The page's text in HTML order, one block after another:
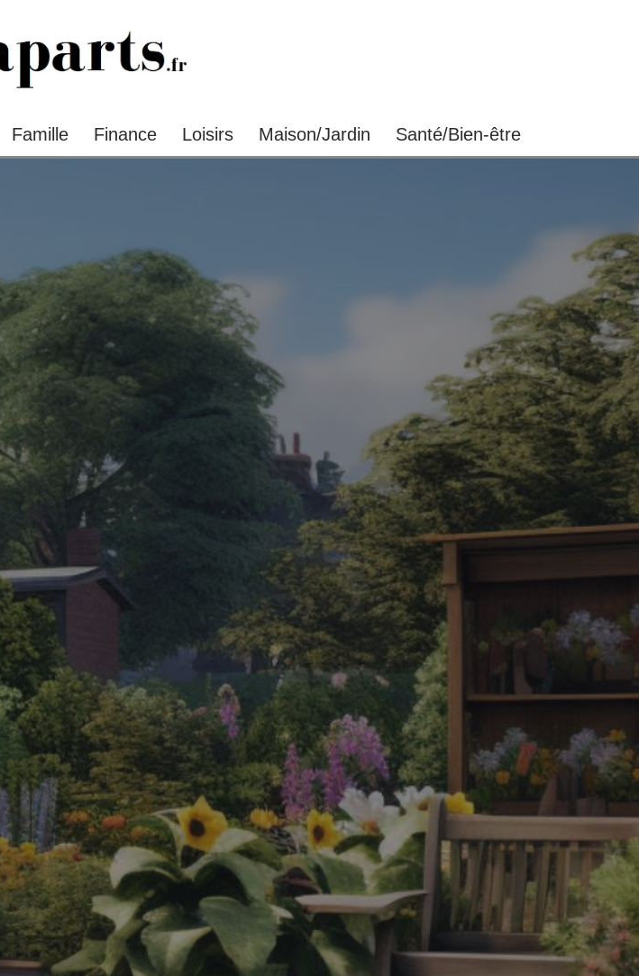
Famille Finance Loisirs Maison/Jardin Santé/Bien-être